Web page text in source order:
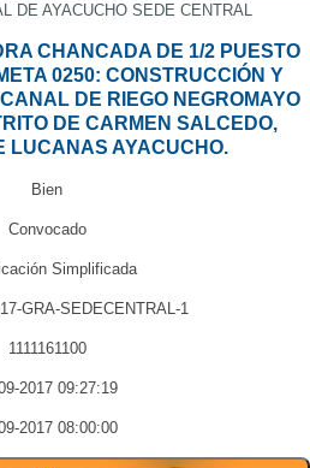
DE AYACUCHO SEDE CENTRAL
CHANCADA DE 1/2 PUESTO
0250: CONSTRUCCIÓN Y
DE RIEGO NEGROMAYO
DE CARMEN SALCEDO,
LUCANAS AYACUCHO.
Bien
Convocado
Simplificada
GRA-SEDECENTRAL-1
1111161100
2017 09:27:19
2017 08:00:00